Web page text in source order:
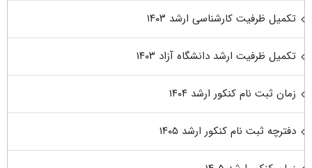
تکمیل ظرفیت کارشناسی ارشد ۱۴۰۳
تکمیل ظرفیت ارشد دانشگاه آزاد ۱۴۰۳
زمان ثبت نام کنکور ارشد ۱۴۰۴
دفترچه ثبت نام کنکور ارشد ۱۴۰۵